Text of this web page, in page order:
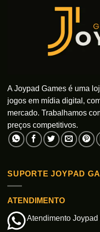
A Joypad Games é uma
jogos em mídia digital,
mercado. Trabalhamos
preços competitivos.
SUPORTE JOYPAD
ATENDIMENTO
Atendimento Joypad